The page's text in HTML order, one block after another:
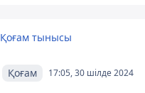
Қоғам тынысы
17:05, 30 шілде 2024
Қоғам